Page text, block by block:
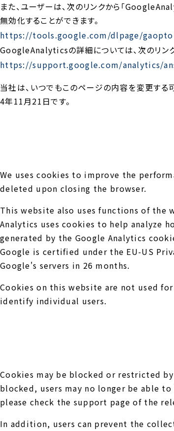
また、ユーザーは、次のリンクから「
無効化することができます。
https://tools.google.com/dlpage/
GoogleAnalyticsの詳細については、次のリン
https://support.google.com/analytics/
当社は、いつでもこのページの内容を変更する
4年11月21日です。
We uses cookies to improve the
deleted upon closing the browser.
This website also uses functions of the
Analytics uses cookies to help analyze
generated by the Google Analytics
Google is certified under the EU-US
Google's servers in 26 months.
Cookies on this website are not used
identify individual users.
Cookies may be blocked or restricted
blocked, users may no longer be able
please check the support page of the
In addition, users can prevent the